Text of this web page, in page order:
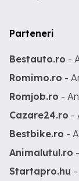
Parteneri
Bestauto.ro -
Romimo.ro -
Romjob.ro -
Cazare24.ro -
Bestbike.ro -
Animalutul.ro
Startapro.hu -